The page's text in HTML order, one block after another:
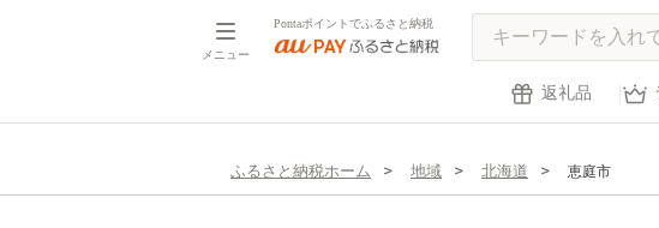
メニュー
Pontaポイントでふるさと納税
返礼品
ふるさと納税ホーム 地域 北海道 恵庭市